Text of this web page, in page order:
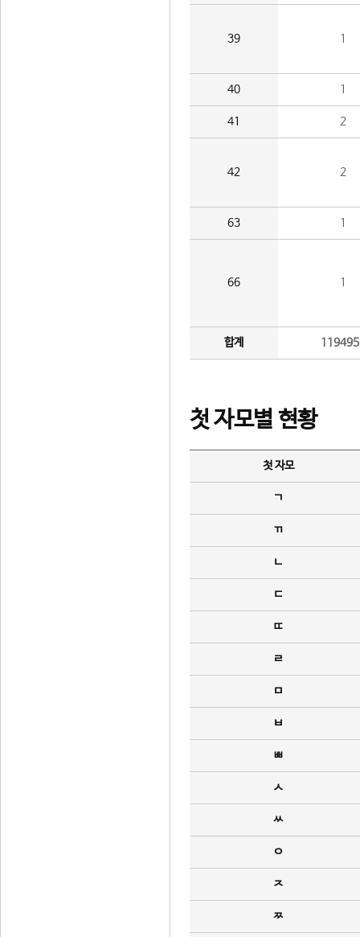
39 1
40 1
41 2
42 2
63 1
66 1
합계
첫 자모별 현황
첫 자모
ㄱ
ㄲ
ㄴ
ㄷ
ㄸ
ㄹ
ㅁ
ㅂ
ㅃ
ㅅ
ㅆ
ㅇ
ㅈ
ㅉ